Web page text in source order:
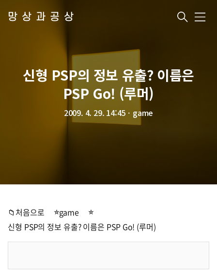
망상과공상 메
신형 PSP의 정보 유출? 이름은
PSP Go! (루머)
2009. 4. 29. 14:45 ㆍ game
📁처음으로
game
신형 PSP의 정보 유출? 이름은 PSP Go! (루머)